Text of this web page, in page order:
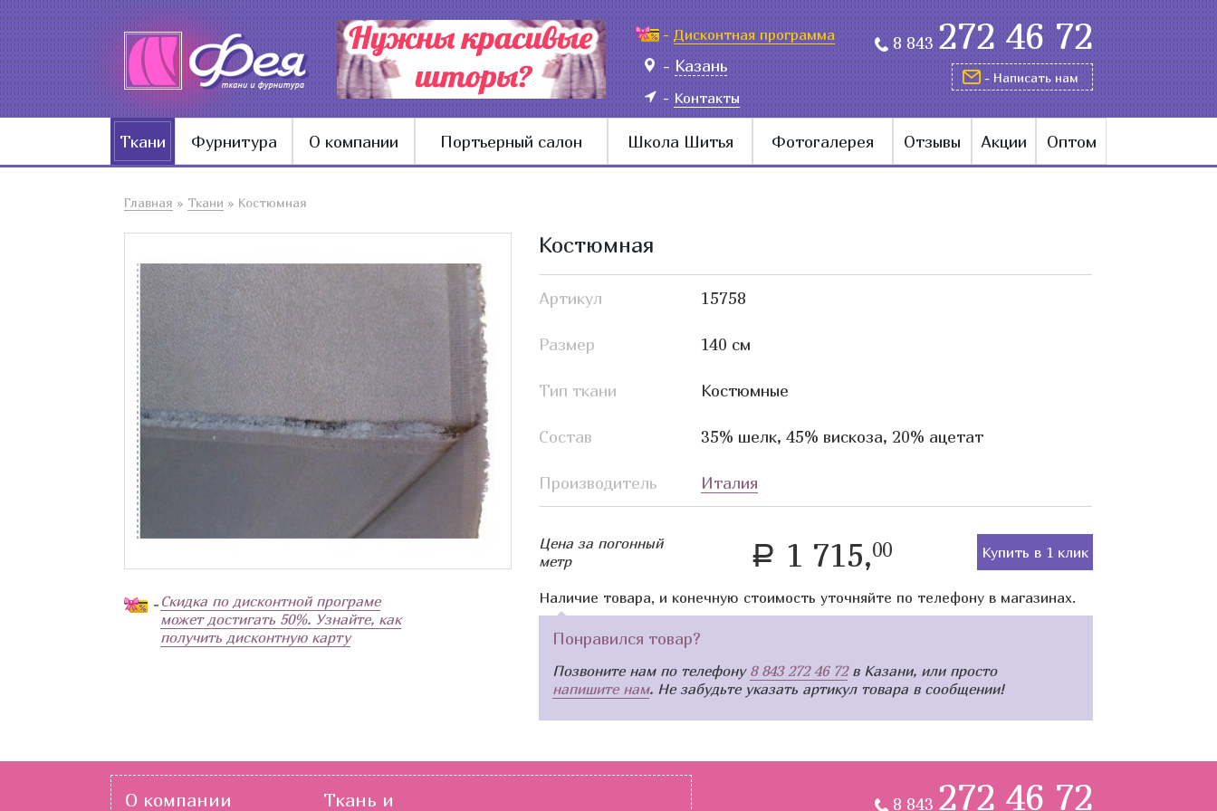
-Дисконтная программа
-Казань
-Контакты
8 843272 46 72
- Написать нам
Ткани Фурнитура О компании Портьерный салон Школа Шитья Фотогалерея Отзывы Акции Оптом
Главная » Ткани » Костюмная
- Скидка по дисконтной програме
может достигать 50%. Узнайте, как
получить дисконтную карту
Костюмная
Артикул 15758
Размер 140 см
Тип ткани Костюмные
Состав 35% шелк, 45% вискоза, 20% ацетат
Производитель Италия
Цена за погонный
метр
a 1 715,00 Купить в 1 клик
Наличие товара, и конечную стоимость уточняйте по телефону в магазинах.
Понравился товар?
Позвоните нам по телефону 8 843 272 46 72в Казани, или просто
напишите нам. Не забудьте указать артикул товара в сообщении!
О компании
Ткань и
8 843 272 46 72